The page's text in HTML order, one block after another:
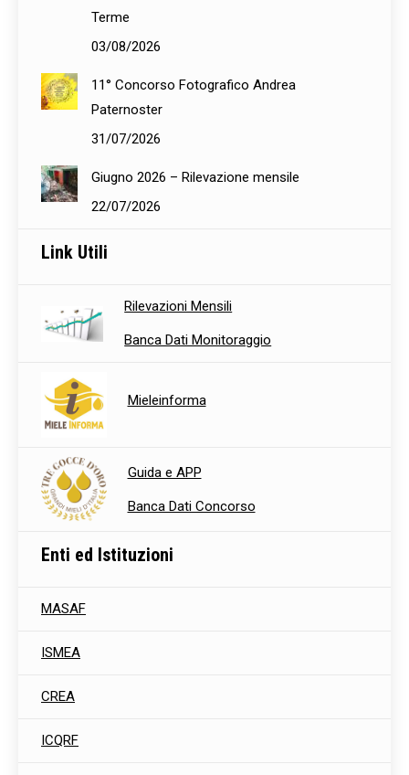
Terme
03/08/2026
11° Concorso Fotografico Andrea
Paternoster
31/07/2026
Giugno 2026 – Rilevazione mensile
22/07/2026
Link Utili
Rilevazioni Mensili
Banca Dati Monitoraggio
Mieleinforma
Guida e APP
Banca Dati Concorso
Enti ed Istituzioni
MASAF
ISMEA
CREA
ICQRF